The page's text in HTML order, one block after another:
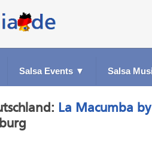
Salsa Events ▼ Salsa
La Macumba